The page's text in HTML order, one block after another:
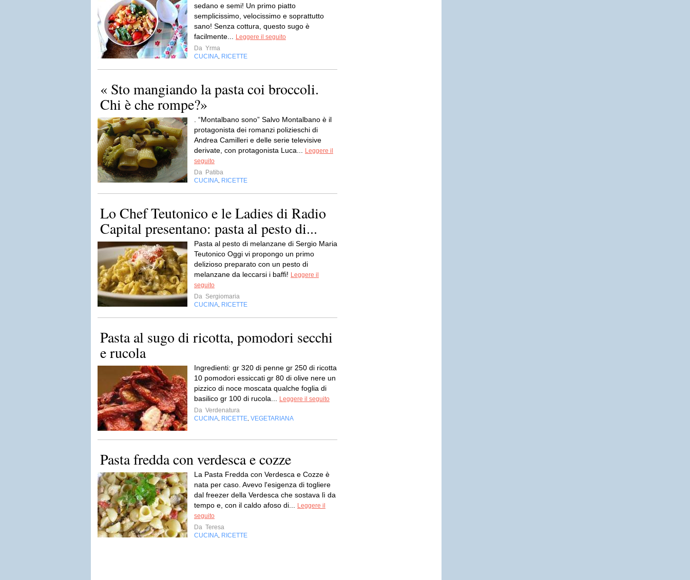
sedano e semi! Un primo piatto
semplicissimo, velocissimo e soprattutto
sano! Senza cottura, questo sugo è
facilmente...
Leggere il seguito
Da Yrma
CUCINA RICETTE
« Sto mangiando la pasta coi broccoli.
Chi è che rompe?»
. “Montalbano sono” Salvo Montalbano è il
protagonista dei romanzi polizieschi di
Andrea Camilleri e delle serie televisive
derivate, con protagonista Luca...
Leggere il
seguito
Da Patiba
CUCINA RICETTE
Lo Chef Teutonico e le Ladies di Radio
Capital presentano: pasta al pesto di...
Pasta al pesto di melanzane di Sergio Maria
Teutonico Oggi vi propongo un primo
delizioso preparato con un pesto di
melanzane da leccarsi i baffi! Leggere il
seguito
Da Sergiomaria
CUCINA RICETTE
Pasta al sugo di ricotta, pomodori secchi
e rucola
Ingredienti: gr 320 di penne gr 250 di ricotta
10 pomodori essiccati gr 80 di olive nere un
pizzico di noce moscata qualche foglia di
basilico gr 100 di rucola...
Leggere il seguito
Da Verdenatura
CUCINA RICETTE VEGETARIANA
Pasta fredda con verdesca e cozze
La Pasta Fredda con Verdesca e Cozze è
nata per caso. Avevo l'esigenza di togliere
dal freezer della Verdesca che sostava lì da
tempo e, con il caldo afoso di...
Leggere il
seguito
Da Teresa
CUCINA RICETTE